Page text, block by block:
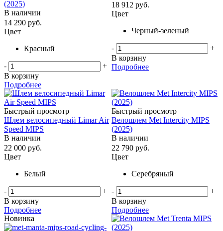
(2025)
В наличии
14 290 руб.
Цвет
Красный
-
+
В корзину
Подробнее
18 912 руб.
Цвет
Черный-зеленый
-
+
В корзину
Подробнее
Быстрый просмотр
Шлем велосипедный Limar Air
Speed MIPS
В наличии
22 000 руб.
Цвет
Белый
-
+
В корзину
Подробнее
Быстрый просмотр
Велошлем Met Intercity MIPS
(2025)
В наличии
22 790 руб.
Цвет
Серебряный
-
+
В корзину
Подробнее
Новинка